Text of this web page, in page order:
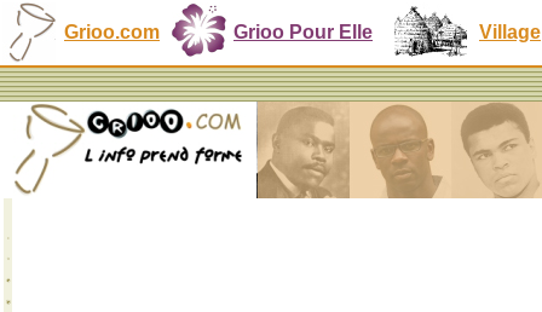
Grioo.com Grioo Pour Elle Village